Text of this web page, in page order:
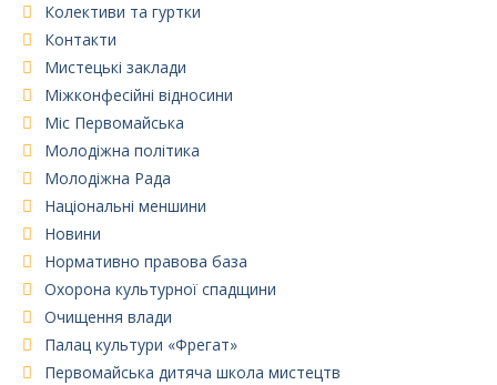
Колективи та гуртки
Контакти
Мистецькі заклади
Міжконфесійні відносини
Міс Первомайська
Молодіжна політика
Молодіжна Рада
Національні меншини
Новини
Нормативно правова база
Охорона культурної спадщини
Очищення влади
Палац культури «Фрегат»
Первомайська дитяча школа мистецтв